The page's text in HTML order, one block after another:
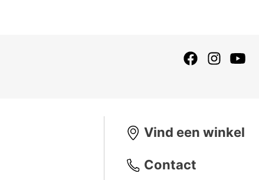
Vind een winkel
Contact